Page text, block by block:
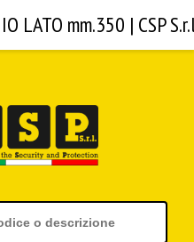
LATO mm.350 | CSP